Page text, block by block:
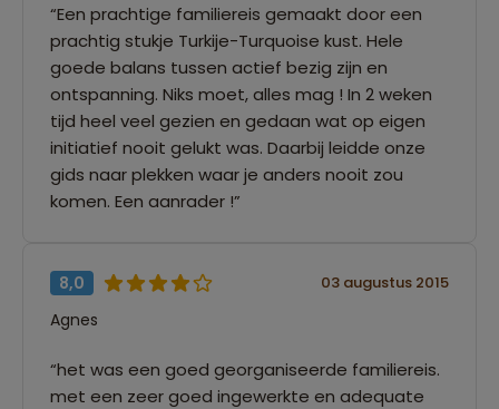
“Een prachtige familiereis gemaakt door een
prachtig stukje Turkije-Turquoise kust. Hele
goede balans tussen actief bezig zijn en
ontspanning. Niks moet, alles mag ! In 2 weken
tijd heel veel gezien en gedaan wat op eigen
initiatief nooit gelukt was. Daarbij leidde onze
gids naar plekken waar je anders nooit zou
komen. Een aanrader !”
8,0 03 augustus 2015
Agnes
“het was een goed georganiseerde familiereis.
met een zeer goed ingewerkte en adequate